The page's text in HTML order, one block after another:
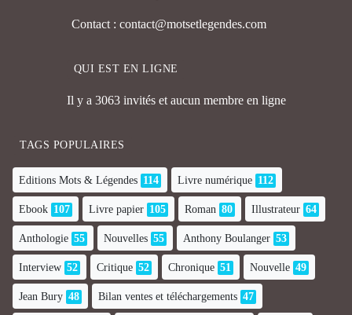
Contact : contact@motsetlegendes.com
QUI EST EN LIGNE
Il y a 3063 invités et aucun membre en ligne
TAGS POPULAIRES
Editions Mots & Légendes 114 Livre numérique 112
Ebook 107 Livre papier 105 Roman 80 Illustrateur 64
Anthologie 55 Nouvelles 55 Anthony Boulanger 53
Interview 52 Critique 52 Chronique 51 Nouvelle 49
Jean Bury 48 Bilan ventes et téléchargements 47